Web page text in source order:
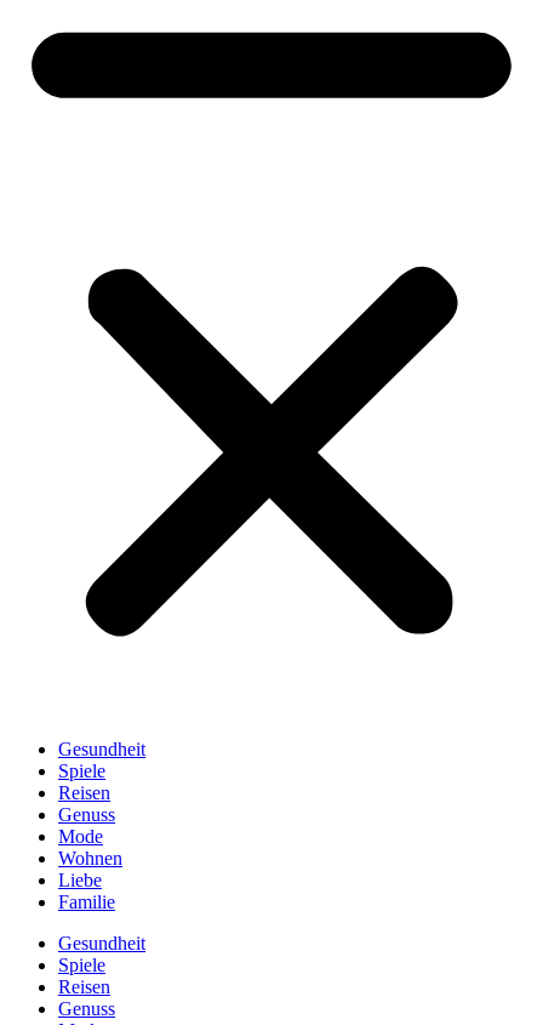
Gesundheit
Spiele
Reisen
Genuss
Mode
Wohnen
Liebe
Familie
Gesundheit
Spiele
Reisen
Genuss